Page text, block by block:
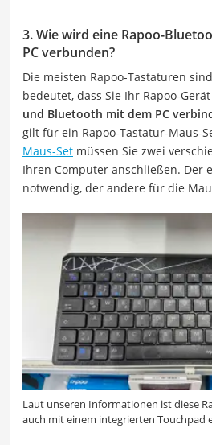
3. Wie wird eine Rapoo-
PC verbunden?
Die meisten Rapoo-Tastaturen
bedeutet, dass Sie Ihr Rapoo-Gerät
und Bluetooth mit dem PC
gilt für ein Rapoo-Tastatur-Maus-
Maus-Set müssen Sie zwei
Ihren Computer anschließen. Der
notwendig, der andere für die
Laut unseren Informationen ist diese
auch mit einem integrierten Touchpad